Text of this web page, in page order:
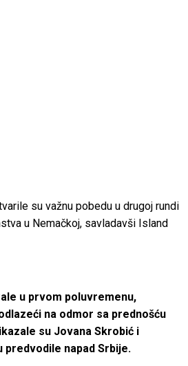
su važnu pobedu u drugoj rundi
u Nemačkoj, savladavši Island
u prvom poluvremenu,
na odmor sa prednošću
su Jovana Skrobić i
predvodile napad Srbije.